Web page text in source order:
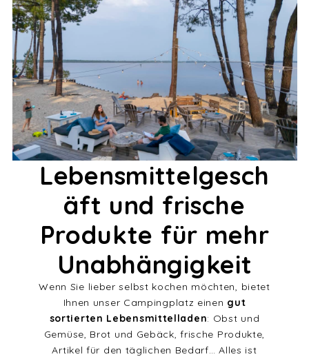
Lebensmittelgesch
äft und frische
Produkte für mehr
Unabhängigkeit
Wenn Sie lieber selbst kochen möchten, bietet
Ihnen unser Campingplatz einen gut
sortierten Lebensmittelladen: Obst und
Gemüse, Brot und Gebäck, frische Produkte,
Artikel für den täglichen Bedarf… Alles ist